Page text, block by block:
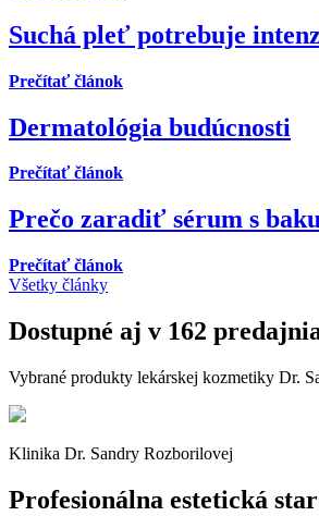
Suchá pleť potrebuje
Prečítať článok
Dermatológia budúcnosti
Prečítať článok
Prečo zaradiť sérum s
Prečítať článok
Všetky články
Dostupné aj v 162
Vybrané produkty lekárskej kozmetiky Dr.
Klinika Dr. Sandry Rozborilovej
Profesionálna estetická